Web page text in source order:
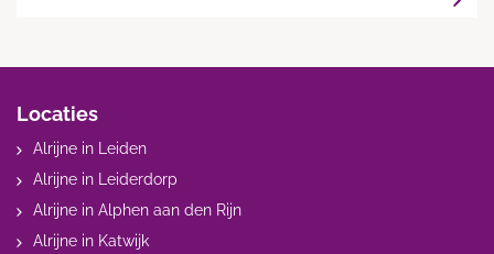
Locaties
Alrijne in Leiden
Alrijne in Leiderdorp
Alrijne in Alphen aan den Rijn
Alrijne in Katwijk